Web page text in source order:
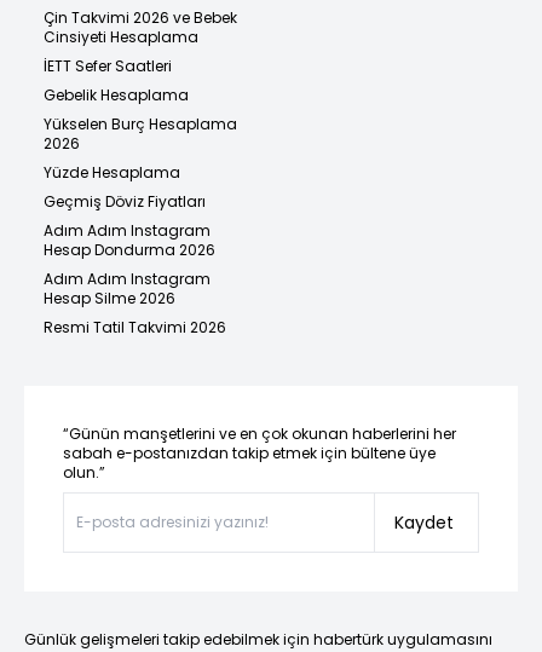
Çin Takvimi 2026 ve Bebek
Cinsiyeti Hesaplama
İETT Sefer Saatleri
Gebelik Hesaplama
Yükselen Burç Hesaplama
2026
Yüzde Hesaplama
Geçmiş Döviz Fiyatları
Adım Adım Instagram
Hesap Dondurma 2026
Adım Adım Instagram
Hesap Silme 2026
Resmi Tatil Takvimi 2026
“Günün manşetlerini ve en çok okunan haberlerini her
sabah e-postanızdan takip etmek için bültene üye
olun.”
Kaydet
Günlük gelişmeleri takip edebilmek için habertürk uygulamasını